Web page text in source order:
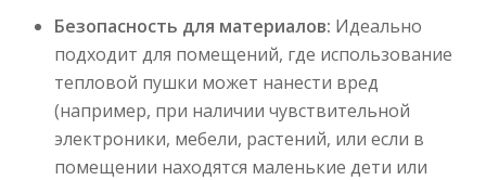
Безопасность для материалов: Идеально
подходит для помещений, где использование
тепловой пушки может нанести вред
(например, при наличии чувствительной
электроники, мебели, растений, или если в
помещении находятся маленькие дети или